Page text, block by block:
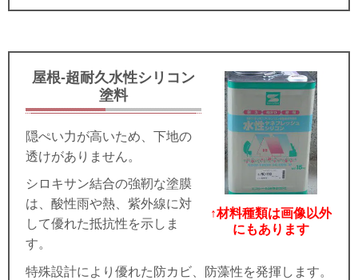
↑材料種類は画像以外
にもあります
屋根-超耐久水性シリコン
塗料
隠ぺい力が高いため、下地の
透けがありません。
シロキサン結合の強靭な塗膜
は、酸性雨や熱、紫外線に対
して優れた抵抗性を示しま
す。
特殊設計により優れた防カビ、防藻性を発揮します。